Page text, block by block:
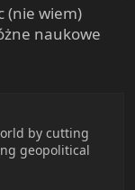
(nie wiem)
naukowe
by cutting
geopolitical